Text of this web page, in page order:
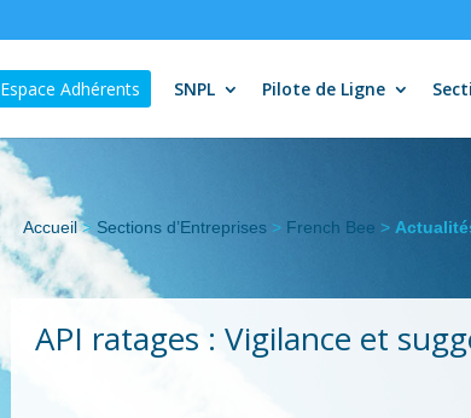
Espace Adhérents SNPL Pilote de Ligne
Accueil> Sections d’Entreprises> French Bee >
API ratages : Vigilance et